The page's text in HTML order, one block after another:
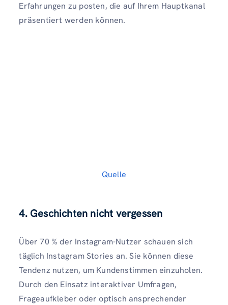
Erfahrungen zu posten, die auf Ihrem Hauptkanal
präsentiert werden können.
Quelle
4. Geschichten nicht vergessen
Über 70 % der Instagram-Nutzer schauen sich
täglich Instagram Stories an. Sie können diese
Tendenz nutzen, um Kundenstimmen einzuholen.
Durch den Einsatz interaktiver Umfragen,
Frageaufkleber oder optisch ansprechender